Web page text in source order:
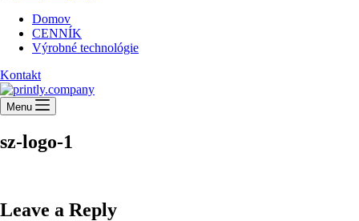
Domov
CENNÍK
Výrobné technológie
Kontakt
Menu
sz-logo-1
Leave a Reply